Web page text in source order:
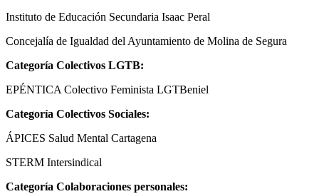
Instituto de Educación Secundaria Isaac Peral
Concejalía de Igualdad del Ayuntamiento de Molina de Segura
Categoría Colectivos LGTB:
EPÉNTICA Colectivo Feminista LGTBeniel
Categoría Colectivos Sociales:
ÁPICES Salud Mental Cartagena
STERM Intersindical
Categoría Colaboraciones personales: